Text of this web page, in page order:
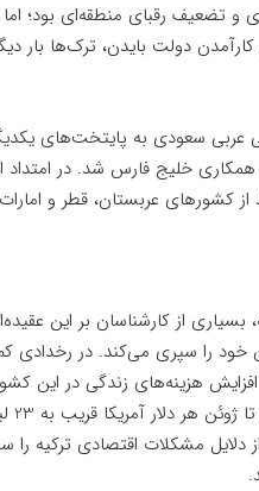
و تضعیف رقبای منطقه‌ای بود؛
دولت بایدن، ترک‌ها بار
عربی سعودی به پایتخت‌های
خلیج فارس شد. در امتداد
بسیاری از کارشناسان بر این
دوران خود را سپری می‌کند. در
عبور کرد و سبب افزایش هزینه‌های
مشکلات اقتصادی ترکیه را